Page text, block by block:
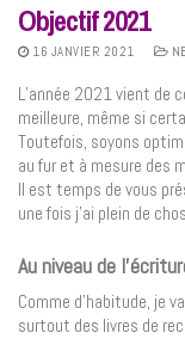
Objectif 2021
16 JANVIER 2021
L’année 2021 vient de
meilleure, même si
Toutefois, soyons
au fur et à mesure des
Il est temps de vous
une fois j’ai plein de
Au niveau de
Comme d’habitude, je
surtout des livres de